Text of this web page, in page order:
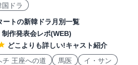
ドラ
ートの新韓ドラ月別一覧
制作発表会レポ(WEB)
どこよりも詳しい!キャスト紹介
チ 王座への道 馬医
イ・サン